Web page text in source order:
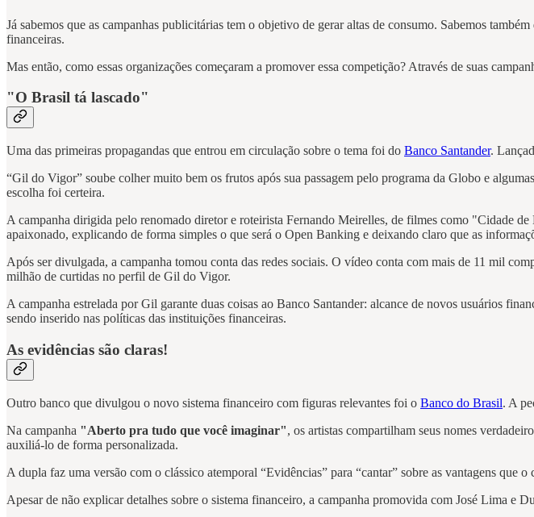
Já sabemos que as campanhas publicitárias tem o objetivo de gerar altas de consumo. Sabemos
financeiras.
Mas então, como essas organizações começaram a promover essa competição? Através de suas
"O Brasil tá lascado"
Uma das primeiras propagandas que entrou em circulação sobre o tema foi do Banco Santander.
“Gil do Vigor” soube colher muito bem os frutos após sua passagem pelo programa da Globo e
escolha foi certeira.
A campanha dirigida pelo renomado diretor e roteirista Fernando Meirelles, de filmes como "Cidade
apaixonado, explicando de forma simples o que será o Open Banking e deixando claro que as
Após ser divulgada, a campanha tomou conta das redes sociais. O vídeo conta com mais de 11 mil
milhão de curtidas no perfil de Gil do Vigor.
A campanha estrelada por Gil garante duas coisas ao Banco Santander: alcance de novos usuários
sendo inserido nas políticas das instituições financeiras.
As evidências são claras!
Outro banco que divulgou o novo sistema financeiro com figuras relevantes foi o Banco do Brasil. A
Na campanha "Aberto pra tudo que você imaginar", os artistas compartilham seus nomes
auxiliá-lo de forma personalizada.
A dupla faz uma versão com o clássico atemporal “Evidências” para “cantar” sobre as vantagens
Apesar de não explicar detalhes sobre o sistema financeiro, a campanha promovida com José Lima e